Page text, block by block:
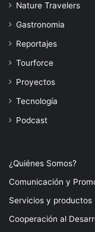
Nature Travelers
Gastronomia
Reportajes
Tourforce
Proyectos
Tecnología
Podcast
¿Quiénes Somos?
Comunicación y
Servicios y productos
Cooperación al